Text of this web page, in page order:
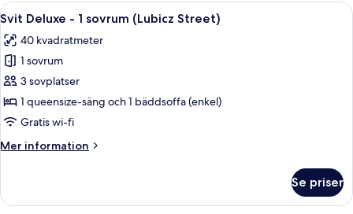
3
(Florianska
Street)
Öppna
alla
foton
för
Svit
Deluxe
-
sovrum
Ett modernt vardagsrum med en
17
Svit Deluxe - 1 sovrum (Lubicz Street)
40 kvadratmeter
1 sovrum
3 sovplatser
1 queensize-säng och 1 bäddsoffa (enkel)
Gratis wi-fi
Mer information
Mer
Deluxe
Se priser